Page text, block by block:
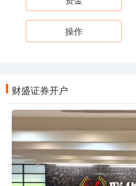
操作
财盛证券开户